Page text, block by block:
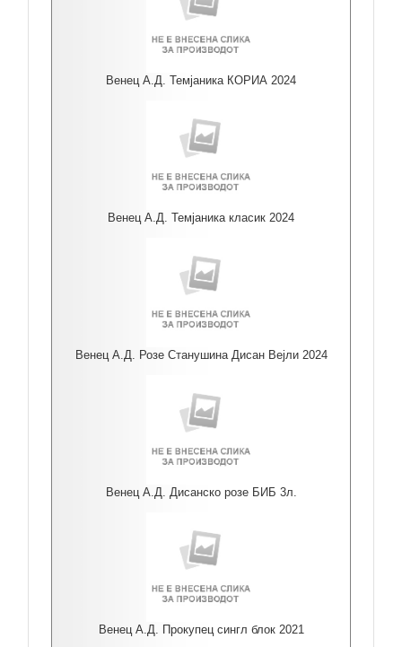
Венец А.Д. Темјаника КОРИА 2024
Венец А.Д. Темјаника класик 2024
Венец А.Д. Розе Станушина Дисан Вејли 2024
Венец А.Д. Дисанско розе БИБ 3л.
Венец А.Д. Прокупец сингл блок 2021